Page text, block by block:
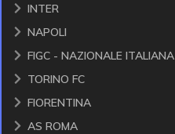
INTER
NAPOLI
FIGC - NAZIONALE ITALIANA
TORINO FC
FIORENTINA
AS ROMA